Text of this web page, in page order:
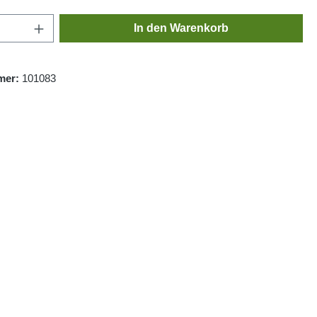
Anzahl: Gib den gewünschten Wert ein
In den Warenkorb
101083